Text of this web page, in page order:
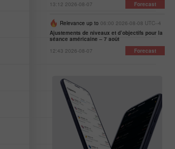
13:12 2026-08-07
Forecast
Relevance up to 06:00 2026-08-08 UTC--4
Ajustements de niveaux et d’objectifs pour la
séance américaine – 7 août
12:43 2026-08-07
Forecast